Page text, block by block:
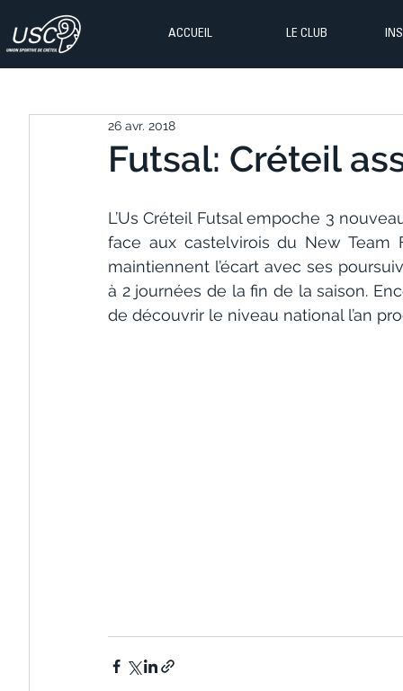
ACCUEIL LE CLUB
Futsal: Créteil
26 avr. 2018
L’Us Créteil Futsal empoche 3
face aux castelvirois du New Team
maintiennent l’écart avec ses
à 2 journées de la fin de la saison.
de découvrir le niveau national l’an